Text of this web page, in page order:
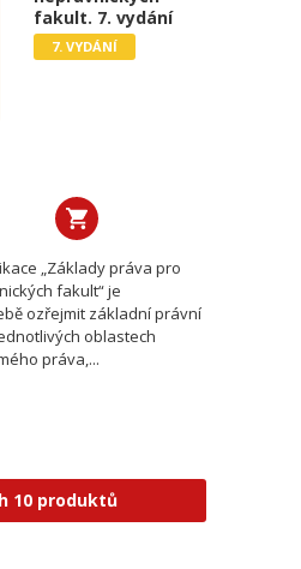
fakult. 7. vydání
7. VYDÁNÍ
„Základy práva pro
fakult“ je
ozřejmit základní právní
oblastech
práva,...
10 produktů